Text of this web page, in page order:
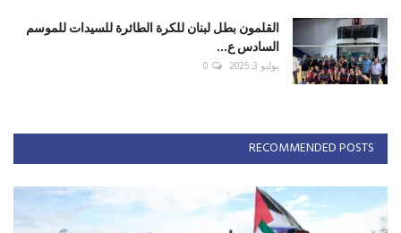
القلمون بطل لبنان للكرة الطائرة للسيدات للموسم
السادس ع...
يوليو 3, 2025 0
RECOMMENDED POSTS